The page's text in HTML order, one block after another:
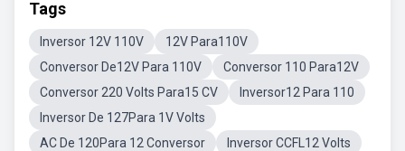
Tags
Inversor 12V 110V
12V Para110V
Conversor De12V Para 110V
Conversor 110 Para12V
Conversor 220 Volts Para15 CV
Inversor12 Para 110
Inversor De 127Para 1V Volts
AC De 120Para 12 Conversor
Inversor CCFL12 Volts